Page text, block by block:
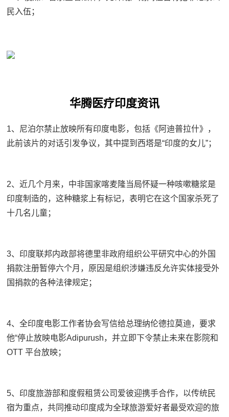
民入伍；
华腾医疗印度资讯
1、尼泊尔禁止放映所有印度电影，包括《阿迪普拉什》，
此前该片的对话引发争议，其中提到西塔是“印度的女儿”；
2、近几个月来，中非国家喀麦隆当局怀疑一种咳嗽糖浆是
印度制造的，这种糖浆上有标记，表明它在这个国家杀死了
十几名儿童；
3、印度联邦内政部将德里非政府组织公平研究中心的外国
捐款注册暂停六个月，原因是组织涉嫌违反允许实体接受外
国捐款的各种法律规定；
4、全印度电影工作者协会写信给总理纳伦德拉莫迪，要求
他“停止放映电影Adipurush，并立即下令禁止未来在影院和
OTT 平台放映；
5、印度旅游部和度假租赁公司爱彼迎携手合作，以传统民
宿为重点，共同推动印度成为全球旅游爱好者最受欢迎的旅